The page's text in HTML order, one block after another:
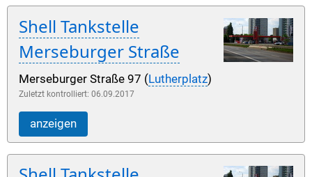
Shell Tankstelle
Merseburger Straße
Merseburger Straße 97 (Lutherplatz)
Zuletzt kontrolliert: 06.09.2017
anzeigen